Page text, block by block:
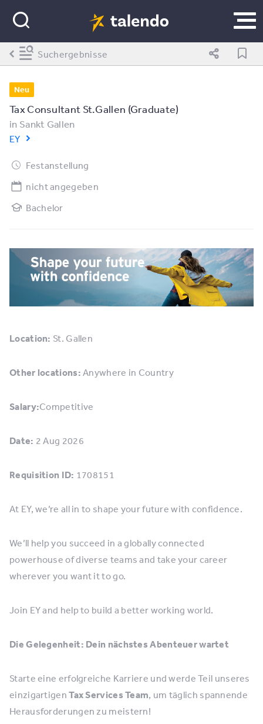
Tax Consultant St.Gallen (Graduate)
Neu
in Sankt Gallen
EY
Festanstellung
nicht angegeben
Bachelor
Location: St. Gallen
Other locations: Anywhere in Country
Salary:Competitive
Date: 2 Aug 2026
Requisition ID: 1708151
At EY, we’re all in to shape your future with confidence.
We’ll help you succeed in a globally connected
powerhouse of diverse teams and take your career
wherever you want it to go.
Join EY and help to build a better working world.
Die Gelegenheit: Dein nächstes Abenteuer wartet
Starte eine erfolgreiche Karriere und werde Teil unseres
einzigartigenTax Services Team, um täglich spannende
Herausforderungen zu meistern!
Suchergebnisse